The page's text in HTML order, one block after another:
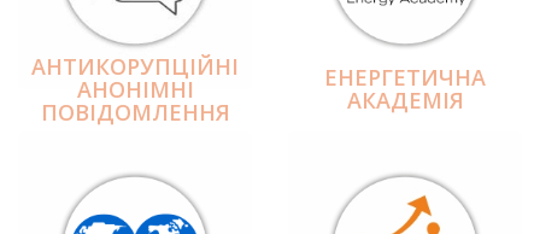
АНТИКОРУПЦІЙНІ
АНОНІМНІ
ПОВІДОМЛЕННЯ
ЕНЕРГЕТИЧНА
АКАДЕМІЯ